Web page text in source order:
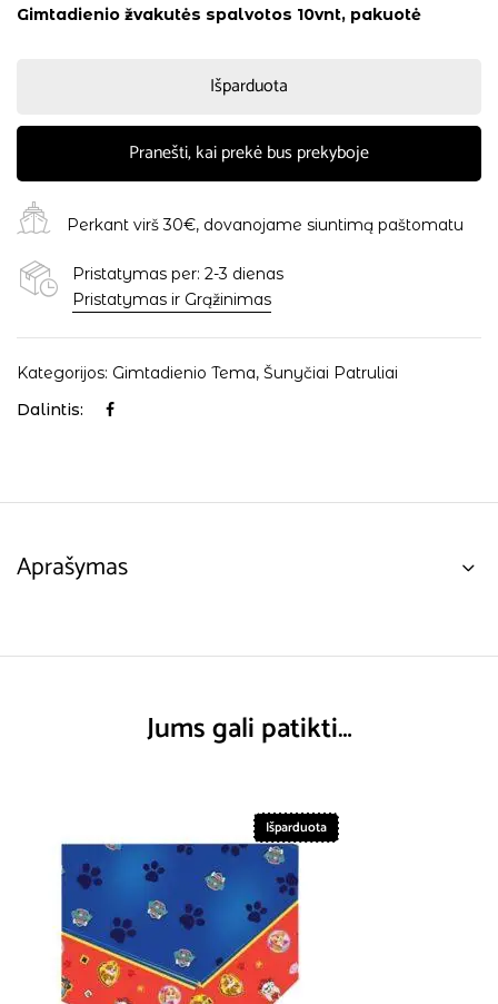
Gimtadienio žvakutės spalvotos 10vnt, pakuotė
Išparduota
Pranešti, kai prekė bus prekyboje
Perkant virš 30€, dovanojame siuntimą paštomatu
Pristatymas per: 2-3 dienas
Pristatymas ir Grąžinimas
Kategorijos: Gimtadienio Tema, Šunyčiai Patruliai
Dalintis:
Aprašymas
Jums gali patikti…
Išparduota